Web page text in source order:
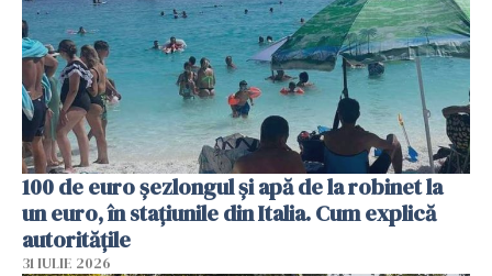
100 de euro șezlongul și apă de la robinet la
un euro, în stațiunile din Italia. Cum explică
autoritățile
31 IULIE 2026